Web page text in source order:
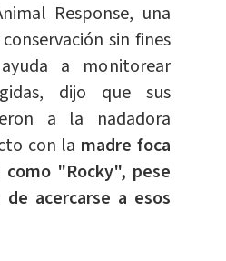
Response, una
sin fines
a monitorear
dijo que sus
a la nadadora
con la madre foca
como "Rocky", pese
acercarse a esos